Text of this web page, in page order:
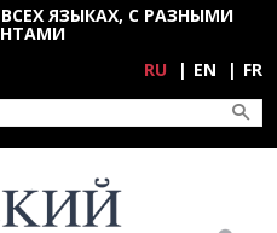
ЯЗЫКАХ, С РАЗНЫМИ
RU EN FR